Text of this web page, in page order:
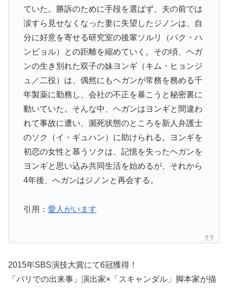
ていた。勝訴のために手段を選ばず、夫の前では
涙すら見せなくなった妻に失望したジノンは、自
分に好意を寄せる研究室の後輩ソルリ（パク・ハ
ンビョル）との距離を縮めていく。その頃、ヘガ
ンの生き別れた双子の妹ヨンギ（キム・ヒョンジ
ュ／二役）は、偶然にもヘガンが常務を務める千
年製薬に勤務し、会社の不正を暴こうと秘密裏に
動いていた。そんな中、ヘガンはヨンギと間違わ
れて事故に遭い、瀕死状態のところを新人弁護士
のソク（イ・ギュハン）に助けられる。ヨンギを
初恋の女性と慕うソクは、記憶を失ったヘガンを
ヨンギと思い込み共同生活を始めるが、それから
4年後、へガンはジノンと再会する。
引用： 愛人がいます
2015年SBS演技大賞にて6冠獲得！
「バリでの出来事」演出家×「スキャンダル」脚本家が描